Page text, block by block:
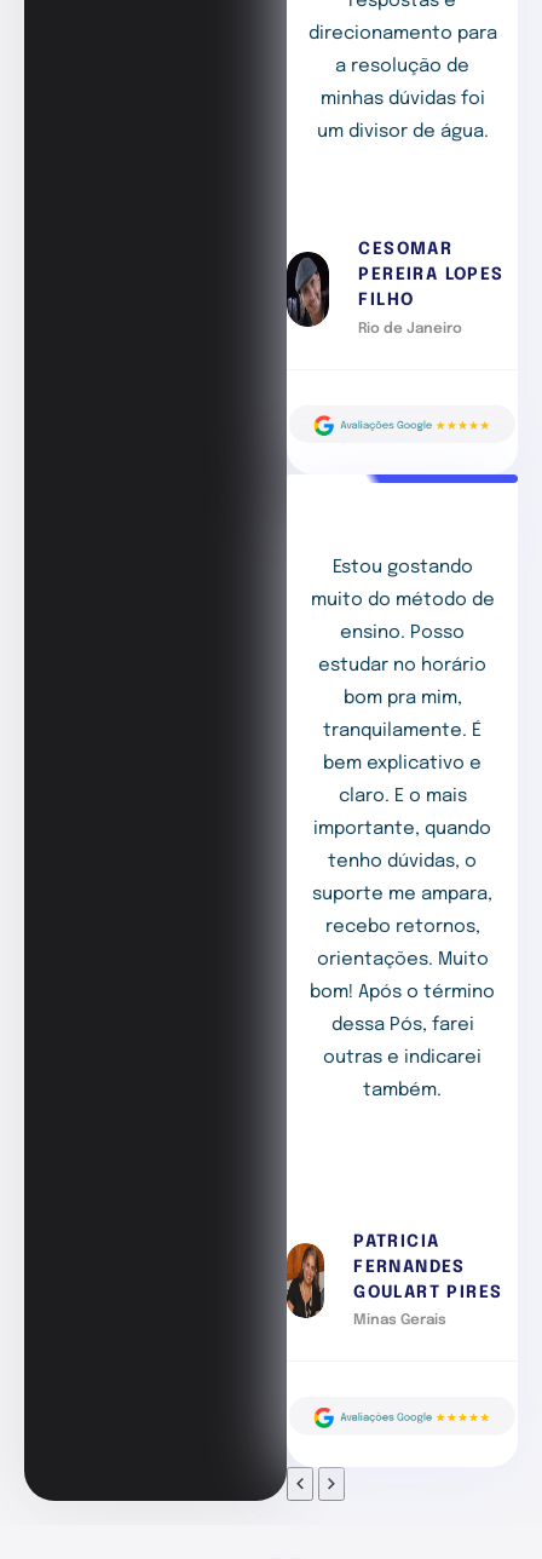
direcionamento para
a resolução de
minhas dúvidas foi
um divisor de água.
CESOMAR
PEREIRA LOPES
FILHO
Rio de Janeiro
Estou gostando
muito do método de
ensino. Posso
estudar no horário
bom pra mim,
tranquilamente. É
bem explicativo e
claro. E o mais
importante, quando
tenho dúvidas, o
suporte me ampara,
recebo retornos,
orientações. Muito
bom! Após o término
dessa Pós, farei
outras e indicarei
também.
PATRICIA
FERNANDES
GOULART PIRES
Minas Gerais